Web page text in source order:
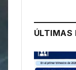
ÚLTIMAS